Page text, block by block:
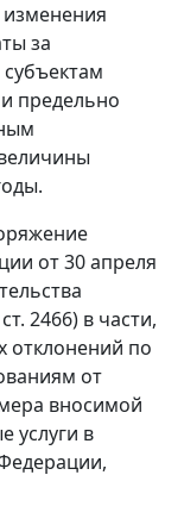
за
предельно
от 30 апреля
2466) в части,
отклонений по
от
вносимой
услуги в